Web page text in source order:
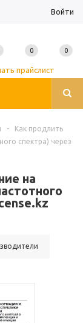
Войти
прайслист
0 0
-
Как продлить
спектра) через
на